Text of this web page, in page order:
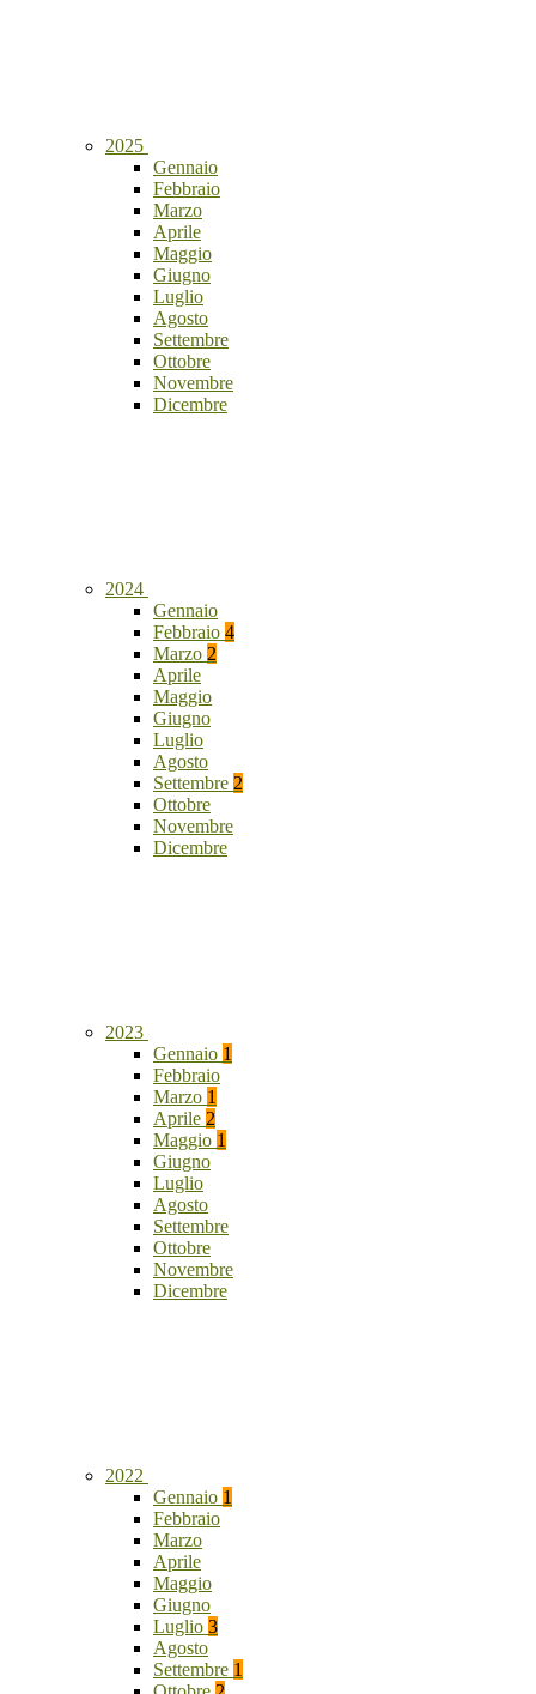
2025
Gennaio
Febbraio
Marzo
Aprile
Maggio
Giugno
Luglio
Agosto
Settembre
Ottobre
Novembre
Dicembre
2024
Gennaio
Febbraio 4
Marzo 2
Aprile
Maggio
Giugno
Luglio
Agosto
Settembre 2
Ottobre
Novembre
Dicembre
2023
Gennaio 1
Febbraio
Marzo 1
Aprile 2
Maggio 1
Giugno
Luglio
Agosto
Settembre
Ottobre
Novembre
Dicembre
2022
Gennaio 1
Febbraio
Marzo
Aprile
Maggio
Giugno
Luglio 3
Agosto
Settembre 1